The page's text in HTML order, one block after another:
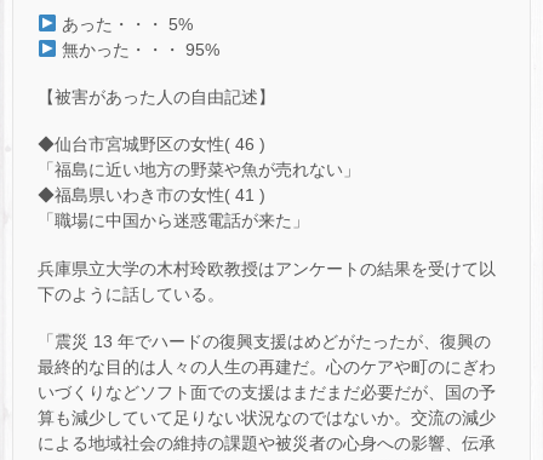
あった・・・ 5%
無かった・・・ 95%
【被害があった人の自由記述】
◆仙台市宮城野区の女性( 46 )
「福島に近い地方の野菜や魚が売れない」
◆福島県いわき市の女性( 41 )
「職場に中国から迷惑電話が来た」
兵庫県立大学の木村玲欧教授はアンケートの結果を受けて以
下のように話している。
「震災 13 年でハードの復興支援はめどがたったが、復興の
最終的な目的は人々の人生の再建だ。心のケアや町のにぎわ
いづくりなどソフト面での支援はまだまだ必要だが、国の予
算も減少していて足りない状況なのではないか。交流の減少
による地域社会の維持の課題や被災者の心身への影響、伝承